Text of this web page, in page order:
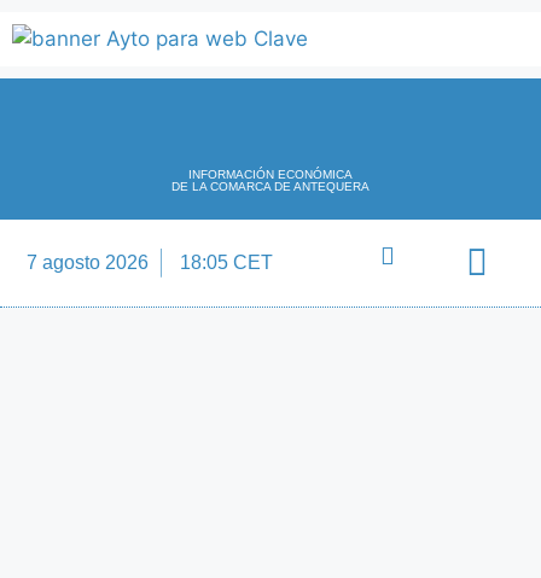
INFORMACIÓN ECONÓMICA
DE LA COMARCA DE ANTEQUERA
7 agosto 2026 18:05 CET